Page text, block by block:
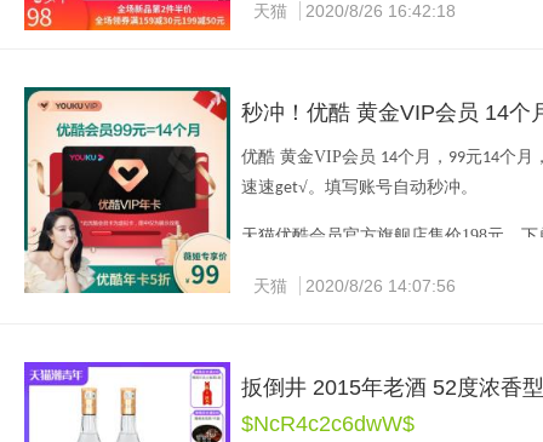
编制，透气速干，弹力超强，专为运
天猫 kappa 内衣旗舰店售价 元，可领 50
天猫 2020/8/26 16:42:18
秒冲！优酷 黄金VIP会员 14个
优酷 黄金VIP会员 14个月， 99元14个月
速速get√。填写账号自动秒冲。
天猫优酷会员官方旗舰店售价198元，下
天猫 2020/8/26 14:07:56
扳倒井 2015年老酒 52度浓香
$NcR4c2c6dwW$